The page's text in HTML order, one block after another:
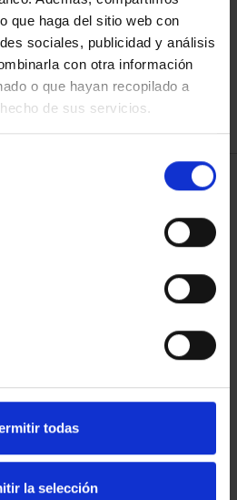
que haga del sitio web con
sociales, publicidad y análisis
con otra información
o que hayan recopilado a
de sus servicios.
todas
la selección
REFINAR